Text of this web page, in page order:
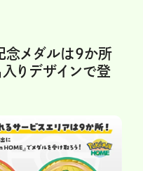
念メダルは9か所
入りデザインで登